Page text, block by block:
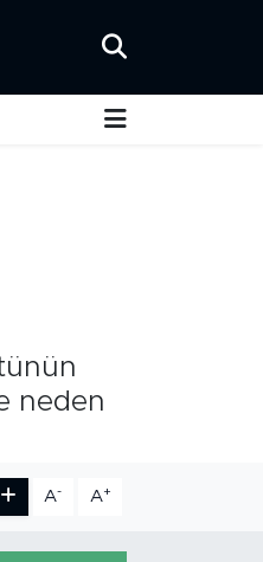
neden
A- A+